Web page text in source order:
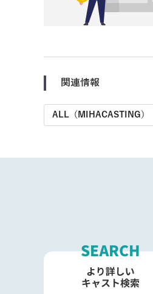
関連情報
ALL（MIHACASTING）